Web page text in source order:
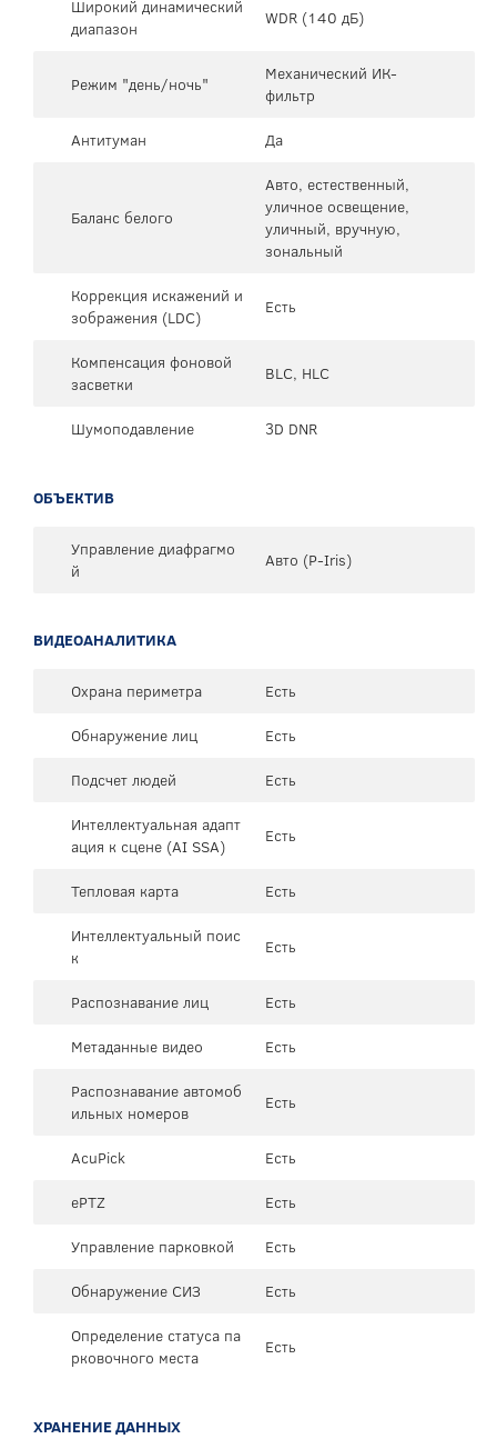
Широкий динамический
диапазон
WDR (140 дБ)
Режим "день/ночь"
Механический ИК-
фильтр
Антитуман
Да
Баланс белого
Авто, естественный,
уличное освещение,
уличный, вручную,
зональный
Коррекция искажений и
зображения (LDC)
Есть
Компенсация фоновой
засветки
BLC, HLC
Шумоподавление 3D DNR
ОБЪЕКТИВ
Управление диафрагмо
й
Авто (P-Iris)
ВИДЕОАНАЛИТИКА
Охрана периметра
Есть
Обнаружение лиц
Есть
Подсчет людей
Есть
Интеллектуальная адапт
ация к сцене (AI SSA)
Есть
Тепловая карта
Есть
Интеллектуальный поис
к
Есть
Распознавание лиц
Есть
Метаданные видео
Есть
Распознавание автомоб
ильных номеров
Есть
AcuPick
Есть
ePTZ
Есть
Управление парковкой
Есть
Обнаружение СИЗ
Есть
Определение статуса па
рковочного места
Есть
ХРАНЕНИЕ ДАННЫХ